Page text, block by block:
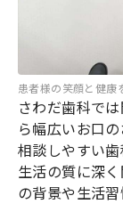
患者様の笑顔と健康
さわだ歯科で
ら幅広いお口
相談しやすい
生活の質に深
の背景や生活